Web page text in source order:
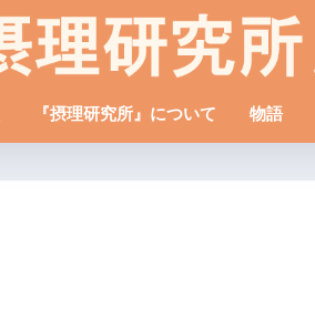
『摂理研究所』について 物語